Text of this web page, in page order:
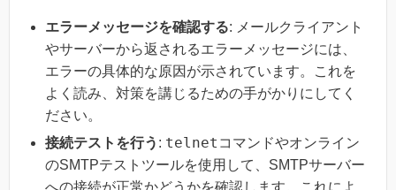
エラーメッセージを確認する: メールクライアント
やサーバーから返されるエラーメッセージには、
エラーの具体的な原因が示されています。これを
よく読み、対策を講じるための手がかりにしてく
ださい。
接続テストを行う : telnet コマンドやオンライン
のSMTPテストツールを使用して、SMTPサーバー